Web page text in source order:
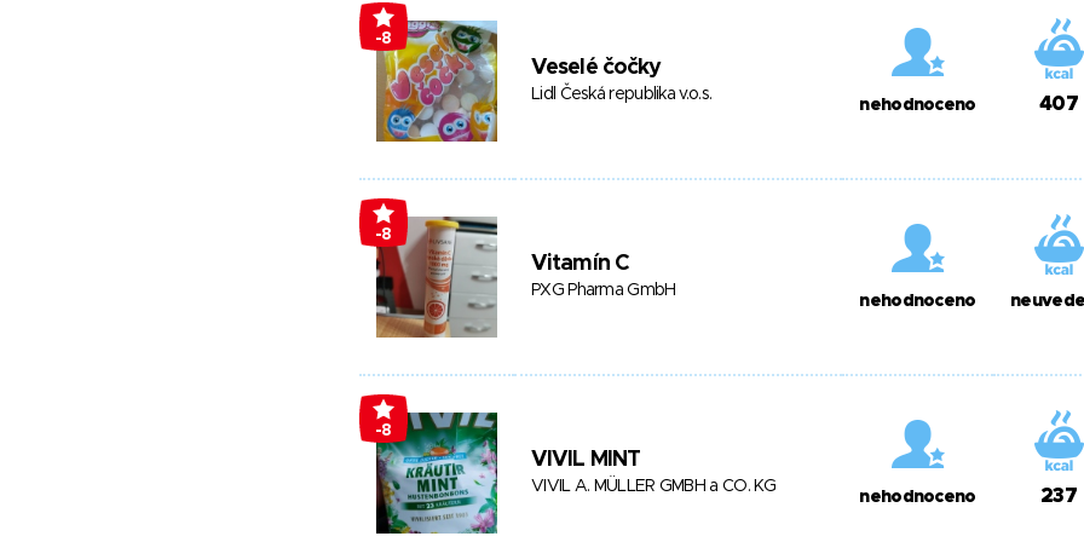
-8
Veselé čočky
Lidl Česká republika v.o.s.
nehodnoceno 407
-8
Vitamín C
PXG Pharma GmbH
nehodnoceno
-8
VIVIL MINT
VIVIL A. MÜLLER GMBH a CO. KG
nehodnoceno 237